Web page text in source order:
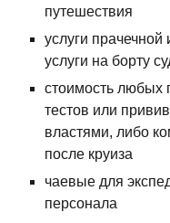
путешествия
услуги
услуги на борту
стоимость любых
тестов или
властями, либо
после круиза
чаевые для
персонала